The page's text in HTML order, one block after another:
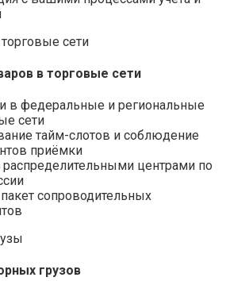
в торговые сети
в федеральные и региональные
сети
тайм-слотов и соблюдение
приёмки
распределительными центрами по
сопроводительных
грузов